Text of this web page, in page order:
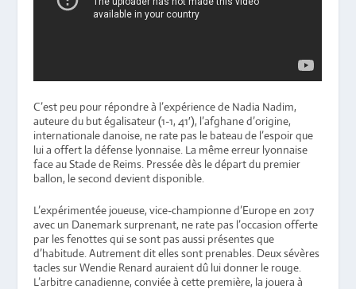
C’est peu pour répondre à l’expérience de Nadia Nadim,
auteure du but égalisateur (1-1, 41′), l’afghane d’origine,
internationale danoise, ne rate pas le bateau de l’espoir que
lui a offert la défense lyonnaise. La même erreur lyonnaise
face au Stade de Reims. Pressée dès le départ du premier
ballon, le second devient disponible.
L’expérimentée joueuse, vice-championne d’Europe en 2017
avec un Danemark surprenant, ne rate pas l’occasion offerte
par les fenottes qui se sont pas aussi présentes que
d’habitude. Autrement dit elles sont prenables. Deux sévères
tacles sur Wendie Renard auraient dû lui donner le rouge.
L’arbitre canadienne, conviée à cette première, la jouera à